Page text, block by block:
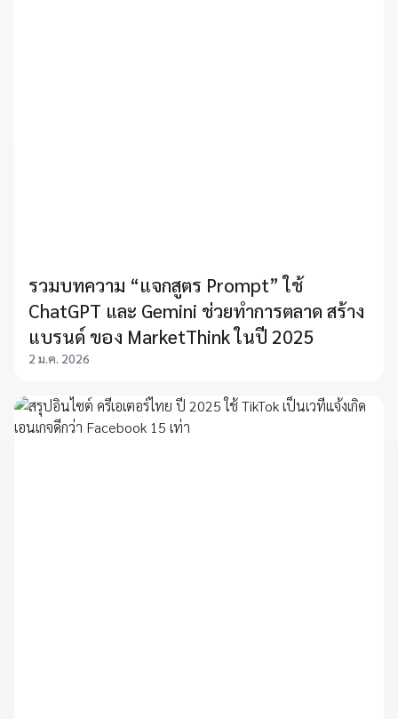
รวมบทความ “แจกสูตร Prompt” ใช้
ChatGPT และ Gemini ช่วยทำการตลาด สร้าง
แบรนด์ ของ MarketThink ในปี 2025
2 ม.ค. 2026